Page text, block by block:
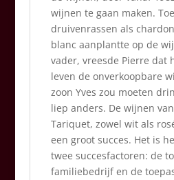
wijnen te gaan maken.
druivenrassen als
blanc aanplantte op de
vader, vreesde Pierre dat
leven de onverkoopbare
zoon Yves zou moeten
liep anders. De wijnen
Tariquet, zowel wit als
een groot succes. Het is
twee succesfactoren: de
familiebedrijf en de